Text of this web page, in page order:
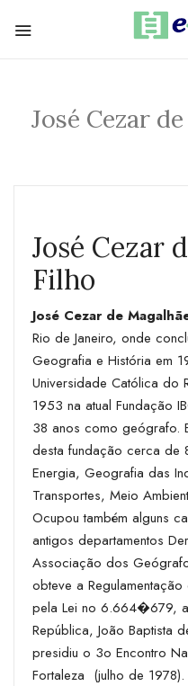
José Cezar
José Cezar
Filho
José Cezar de
Rio de Janeiro, onde
Geografia e História em
Universidade Católica do
1953 na atual Fundação
38 anos como geógrafo.
desta fundação cerca
Energia, Geografia das
Transportes, Meio
Ocupou também alguns
antigos departamentos
Associação dos
obteve a
pela Lei no 6.664�679,
República, João Baptista
presidiu o 3o Encontro
Fortaleza ­ (julho de